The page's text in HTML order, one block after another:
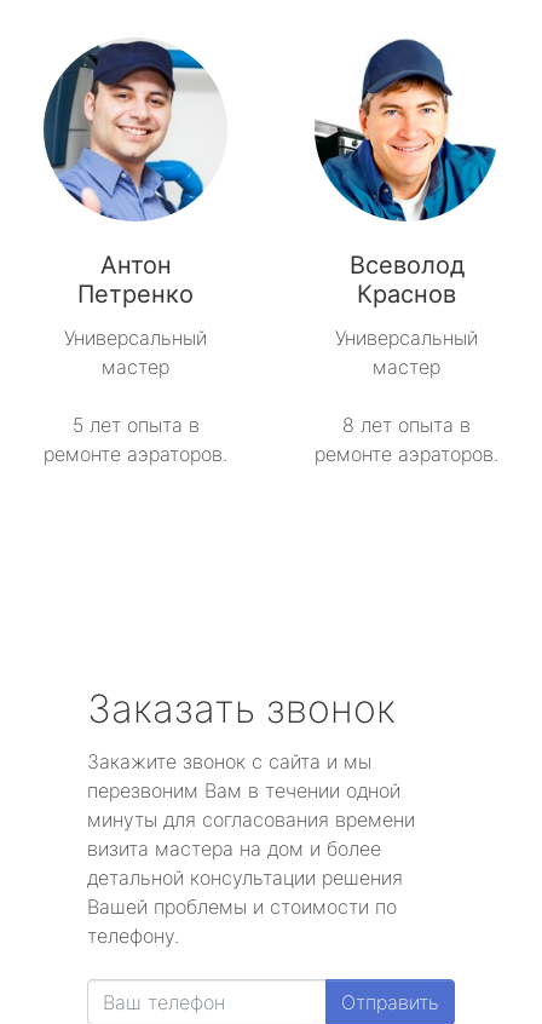
Антон
Петренко
Универсальный
мастер
5 лет опыта в
ремонте аэраторов.
Всеволод
Краснов
Универсальный
мастер
8 лет опыта в
ремонте аэраторов.
Заказать звонок
Закажите звонок с сайта и мы
перезвоним Вам в течении одной
минуты для согласования времени
визита мастера на дом и более
детальной консультации решения
Вашей проблемы и стоимости по
телефону.
Отправить